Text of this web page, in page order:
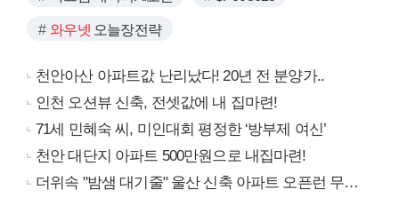
와우넷 오늘장전략
천안아산 아파트값 난리났다! 20년 전 분양가..
인천 오션뷰 신축, 전셋값에 내 집마련!
71세 민혜숙 씨, 미인대회 평정한 ‘방부제 여신’
천안 대단지 아파트 500만원으로 내집마련!
더위속 "밤샘 대기줄" 울산 신축 아파트 오픈런 무슨일?